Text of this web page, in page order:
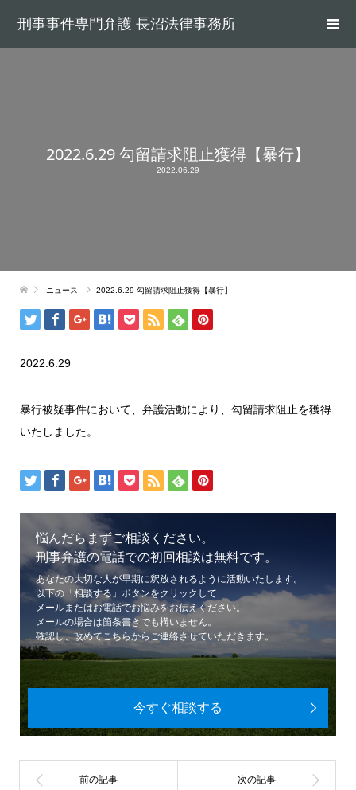
刑事事件専門弁護 長沼法律事務所
2022.6.29 勾留請求阻止獲得【暴行】
2022.06.29
ニュース 2022.6.29 勾留請求阻止獲得【暴行】
2022.6.29
暴行被疑事件において、弁護活動により、勾留請求阻止を獲得
いたしました。
悩んだらまずご相談ください。
刑事弁護の電話での初回相談は無料です。
あなたの大切な人が早期に釈放されるように活動いたします。
以下の「相談する」ボタンをクリックして
メールまたはお電話でお悩みをお伝えください。
メールの場合は箇条書きでも構いません。
確認し、改めてこちらからご連絡させていただきます。
今すぐ相談する